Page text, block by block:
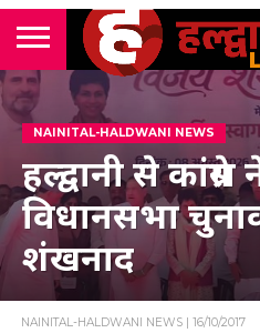
राष्ट्रीय
कॉर्नर
उत्तराखंड
मनोरंजन
सम्पादकीय
अलर्ट्स
NAINITAL-HALDWANI NEWS
हल्द्वानी से
विधानसभा
शंखनाद
NAINITAL-HALDWANI NEWS | 16/10/2017